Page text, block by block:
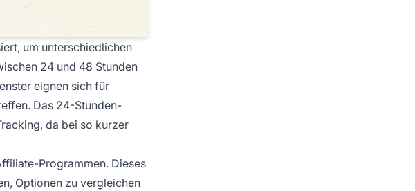
um unterschiedlichen
24 und 48 Stunden
eignen sich für
Das 24-Stunden-
da bei so kurzer
Programmen. Dieses
Optionen zu vergleichen